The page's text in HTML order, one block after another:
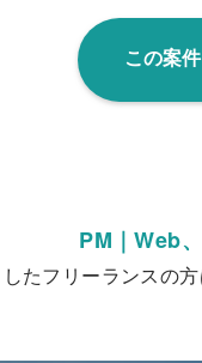
この案
PM｜Web
たフリーランスの